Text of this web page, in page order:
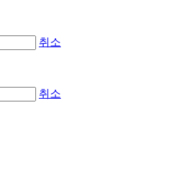
취소
취소